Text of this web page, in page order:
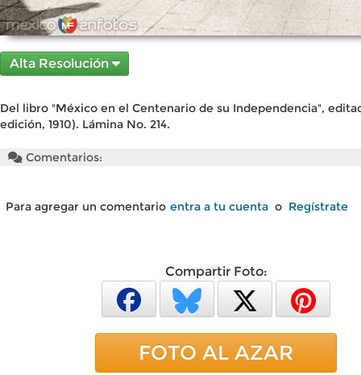
Alta Resolución
Del libro "México en el Centenario de su Independencia",
edición, 1910). Lámina No. 214.
Comentarios:
Para agregar un comentario entra a tu cuenta o Regístrate
Compartir Foto:
FOTO AL AZAR